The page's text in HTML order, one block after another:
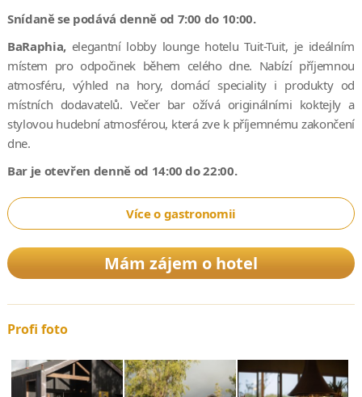
Snídaně se podává denně od 7:00 do 10:00.
BaRaphia,elegantní lobby lounge hotelu Tuit-Tuit, je ideálním
místem pro odpočinek během celého dne. Nabízí příjemnou
atmosféru, výhled na hory, domácí speciality i produkty od
místních dodavatelů. Večer bar ožívá originálními koktejly a
stylovou hudební atmosférou, která zve k příjemnému zakončení
dne.
Bar je otevřen denně od 14:00 do 22:00.
Více o gastronomii
Mám zájem o hotel
Profi foto